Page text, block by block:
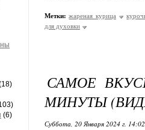
(6)
Метки: жареная курица
для духовки
САМОЕ
МИНУТЫ
Суббота, 20 Января 2024 г.